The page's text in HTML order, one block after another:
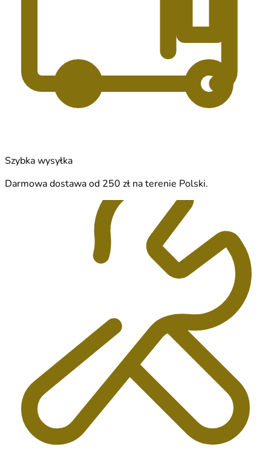
Szybka wysyłka
Darmowa dostawa od 250 zł na terenie Polski.